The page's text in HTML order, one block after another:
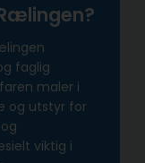
faglig
maler i
og utstyr for
viktig i